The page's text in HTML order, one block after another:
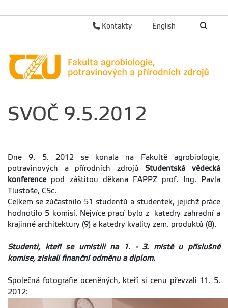
English
Kontakty
SVOČ 9.5.2012
Dne 9. 5. 2012 se konala na Fakultě agrobiologie,
potravinových a přírodních zdrojůStudentská vědecká
konferencepod záštitou děkana FAPPZ prof. Ing. Pavla
Tlustoše, CSc.
Celkem se zúčastnilo 51 studentů a studentek, jejichž práce
hodnotilo 5 komisí. Nejvíce prací bylo z katedry zahradní a
krajinné architektury (9) a katedry kvality zem. produktů (8).
Studenti, kteří se umístili na 1. - 3. místě u příslušné
komise, získali finanční odměnu a diplom.
Společná fotografie oceněných, kteří si cenu převzali 11. 5.
2012: